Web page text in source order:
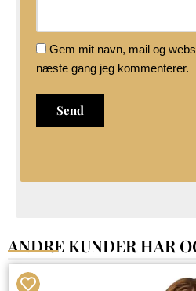
Gem mit navn, mail og
næste gang jeg kommenterer.
ANDRE KUNDER HAR